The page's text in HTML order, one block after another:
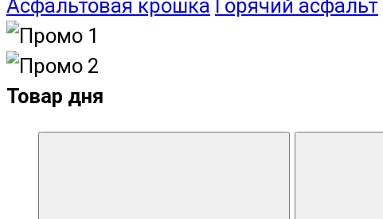
Асфальтовая крошка Горячий асфальт
Товар дня